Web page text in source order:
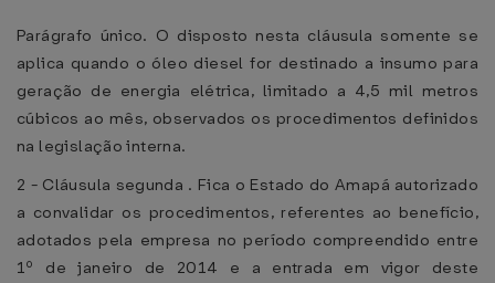
Parágrafo único. O disposto nesta cláusula somente se
aplica quando o óleo diesel for destinado a insumo para
geração de energia elétrica, limitado a 4,5 mil metros
cúbicos ao mês, observados os procedimentos definidos
na legislação interna.
2 - Cláusula segunda . Fica o Estado do Amapá autorizado
a convalidar os procedimentos, referentes ao benefício,
adotados pela empresa no período compreendido entre
1º de janeiro de 2014 e a entrada em vigor deste